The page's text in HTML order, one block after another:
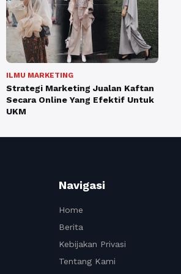
ILMU MARKETING
Strategi Marketing Jualan Kaftan
Secara Online Yang Efektif Untuk
UKM
Navigasi
Home
Berita
Kebijakan Privasi
Tentang Kami